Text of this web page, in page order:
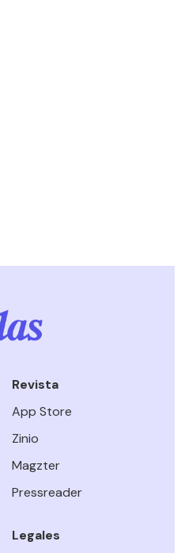
Revista
App Store
Zinio
Magzter
Pressreader
Legales